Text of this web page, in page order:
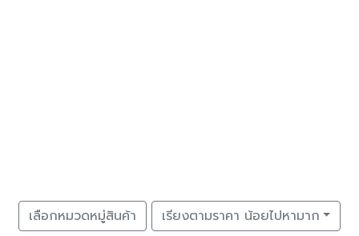
เลือกหมวดหมู่สินค้า เรียงตามราคา น้อยไปหามาก